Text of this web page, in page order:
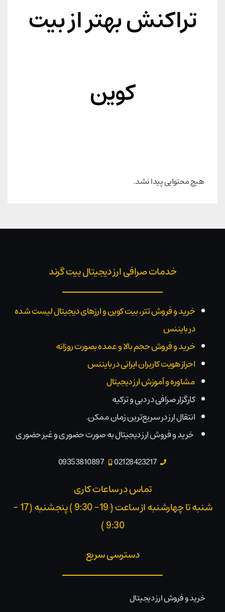
تراکنش بهتر از بیت
کوین
هیچ محتوایی پیدا نشد.
خدمات صرافی ارز دیجیتال بیت گرند
خرید و فروش تتر، بیت کوین و ارزهای دیجیتال لیست شده
در بایننس
خرید و فروش حجم بالا و عمده بصورت روزانه
احراز هویت کاربران ایرانی در بایننس
مشاوره و آموزش ارز دیجیتال
کارگزار صرافی در دبی و ترکیه
انتقال ارز در سریع‌ترین زمان ممکن.
خرید و فروش ارز دیجیتال به صورت حضوری و غیر حضوری
02128423217
09353810897
تماس در ساعات کاری
شنبه تا چهارشنبه از ساعت ( 19- 9:30 ) پنجشنبه (17 -
9:30 )​
دسترسی سریع
خرید و فروش ارز دیجیتال